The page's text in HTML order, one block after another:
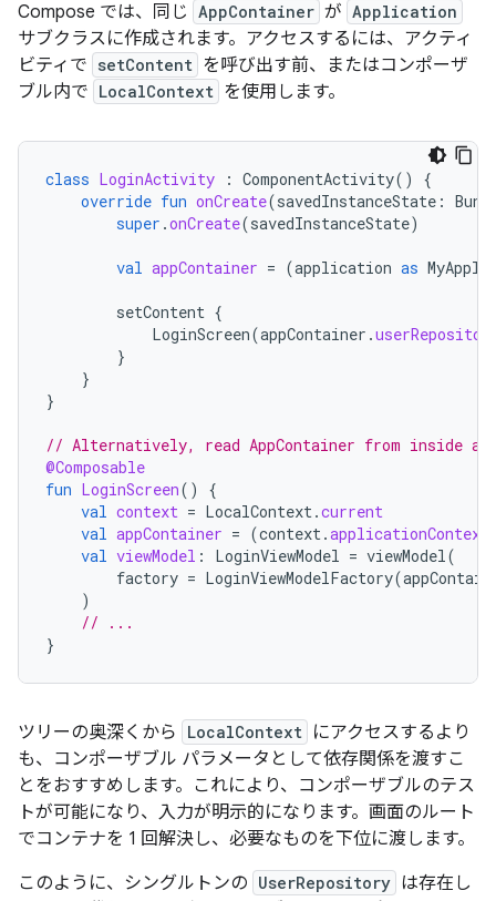
Compose では、同じ AppContainer が Application
サブクラスに作成されます。アクセスするには、アクティ
ビティで setContent を呼び出す前、またはコンポーザ
ブル内で LocalContext を使用します。
class LoginActivity : ComponentActivity()
{
override fun onCreate(savedInstanceState :
super .onCreate(savedInstanceState)
val appContainer = (application as
setContent {
LoginScreen(appContainer .
}
}
}
// Alternatively, read AppContainer from inside a
@Composable
fun LoginScreen()
{
val context = LocalContext.current
val appContainer = (context.applicationContext
val viewModel : LoginViewModel = viewModel(
factory = LoginViewModelFactory(
)
// ...
}
ツリーの奥深くから LocalContext にアクセスするより
も、コンポーザブル パラメータとして依存関係を渡すこ
とをおすすめします。これにより、コンポーザブルのテス
トが可能になり、入力が明示的になります。画面のルート
でコンテナを 1 回解決し、必要なものを下位に渡します。
このように、シングルトンの UserRepository は存在し